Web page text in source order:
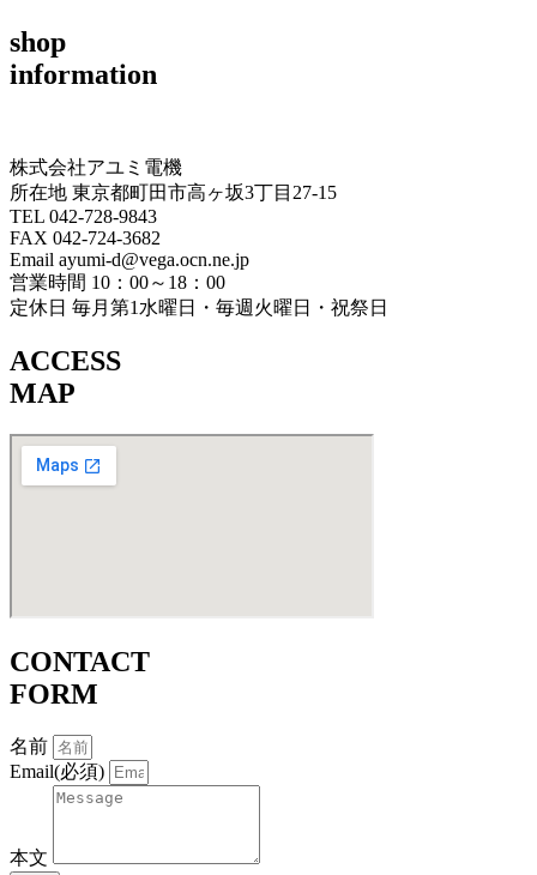
shop
information
株式会社アユミ電機
所在地 東京都町田市高ヶ坂3丁目27‐15
TEL 042-728-9843
FAX 042-724-3682
Email ayumi-d@vega.ocn.ne.jp
営業時間 10：00～18：00
定休日 毎月第1水曜日・毎週火曜日・祝祭日
ACCESS
MAP
CONTACT
FORM
名前
Email(必須)
本文